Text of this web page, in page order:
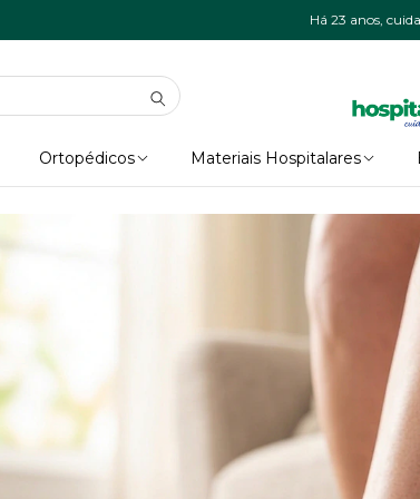
Há 23 anos,
Ortopédicos Materiais Hospitalares